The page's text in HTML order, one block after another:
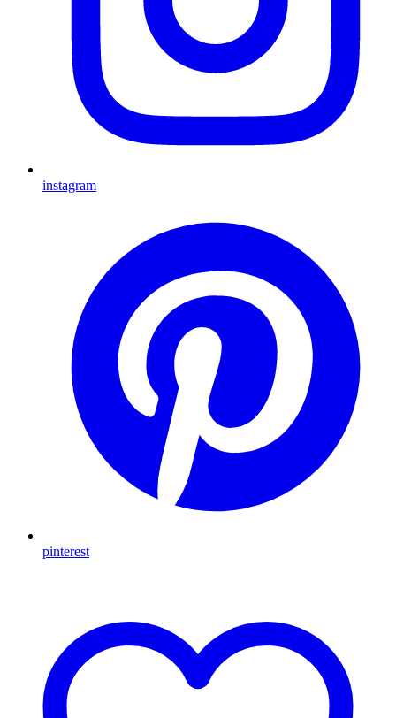
instagram
pinterest